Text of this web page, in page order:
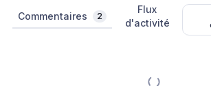
Commentaires 2
Flux
d'activité